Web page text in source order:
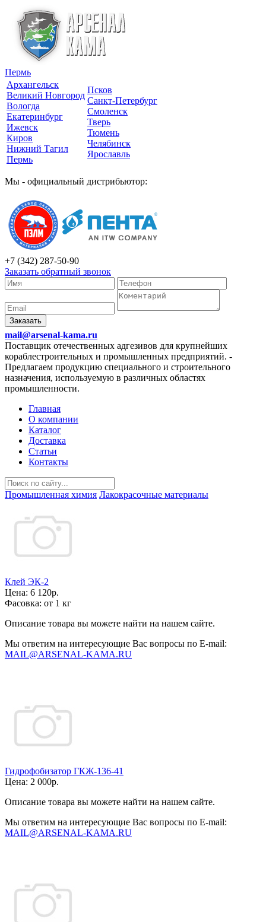
Пермь
Архангельск
Великий Новгород
Вологда
Екатеринбург
Ижевск
Киров
Нижний Тагил
Пермь
Псков
Санкт-Петербург
Смоленск
Тверь
Тюмень
Челябинск
Ярославль
Мы - официальный дистрибьютор:
+7 (342) 287-50-90
Заказать обратный звонок
Заказать
mail@arsenal-kama.ru
Поставщик отечественных адгезивов для крупнейших
кораблестроительных и промышленных предприятий. -
Предлагаем продукцию специального и строительного
назначения, используемую в различных областях
промышленности.
Главная
О компании
Каталог
Доставка
Статьи
Контакты
Промышленная химия Лакокрасочные материалы
Клей ЭК-2
Цена: 6 120р.
Фасовка: от 1 кг
Описание товара вы можете найти на нашем сайте.
Мы ответим на интересующие Вас вопросы по E-mail:
MAIL@ARSENAL-KAMA.RU
Гидрофобизатор ГКЖ-136-41
Цена: 2 000р.
Описание товара вы можете найти на нашем сайте.
Мы ответим на интересующие Вас вопросы по E-mail:
MAIL@ARSENAL-KAMA.RU